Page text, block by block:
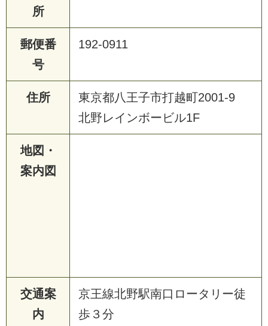
所
郵便番
号
192-0911
住所
東京都八王子市打越町2001-9
北野レインボービル1F
地図・
案内図
交通案
内
京王線北野駅南口ロータリー徒
歩３分